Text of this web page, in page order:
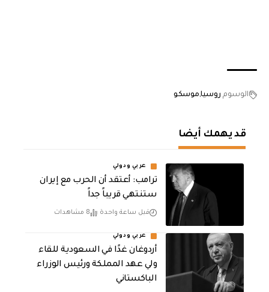
الوسوم روسيا موسكو
قد يهمك أيضا
عربي ودولي
‏ترامب: أعتقد أن الحرب مع إيران
ستنتهي قريباً جداً
قبل ساعة واحدة 8 مشاهدات
عربي ودولي
أردوغان غدًا في السعودية للقاء
ولي عهد المملكة ورئيس الوزراء
الباكستاني